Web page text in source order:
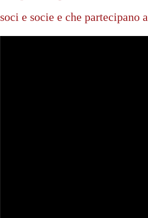
soci e socie e che partecipano